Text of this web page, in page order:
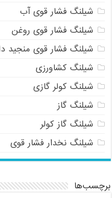
شیلنگ فشار قوی آب
شیلنگ فشار قوی روغن
شیلنگ فشار قوی منجید
شیلنگ کشاورزی
شیلنگ کولر گازی
شیلنگ گاز
شیلنگ گاز کولر
شیلنگ نخدار فشار قوی
برچسب‌ها